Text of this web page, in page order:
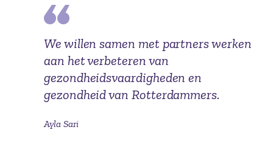
We willen samen met partners werken
aan het verbeteren van
gezondheidsvaardigheden en
gezondheid van Rotterdammers.
Ayla Sari